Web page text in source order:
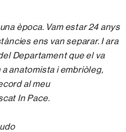
època. Vam estar 24 anys
ens van separar. I ara
Departament que el va
anatomista i embriòleg,
al meu
In Pace.